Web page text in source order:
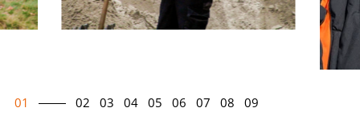
01 02 03 04 05 06 07 08 09